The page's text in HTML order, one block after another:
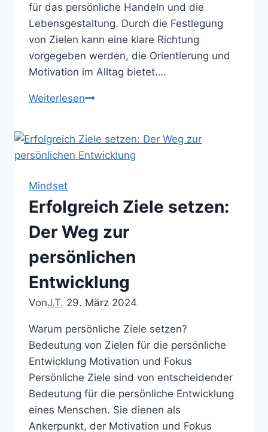
für das persönliche Handeln und die
Lebensgestaltung. Durch die Festlegung
von Zielen kann eine klare Richtung
vorgegeben werden, die Orientierung und
Motivation im Alltag bietet….
WeiterlesenDie
persönlichen
Zielen
man
sie
erfolgreich
umsetzt
Mindset
Erfolgreich Ziele setzen:
Der Weg zur
persönlichen
Entwicklung
VonJ.T. 29. März 2024
Warum persönliche Ziele setzen?
Bedeutung von Zielen für die persönliche
Entwicklung Motivation und Fokus
Persönliche Ziele sind von entscheidender
Bedeutung für die persönliche Entwicklung
eines Menschen. Sie dienen als
Ankerpunkt, der Motivation und Fokus